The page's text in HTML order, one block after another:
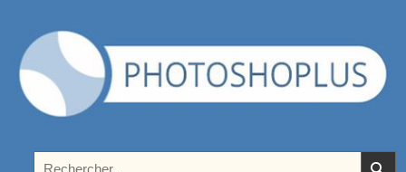
Photoshoplus